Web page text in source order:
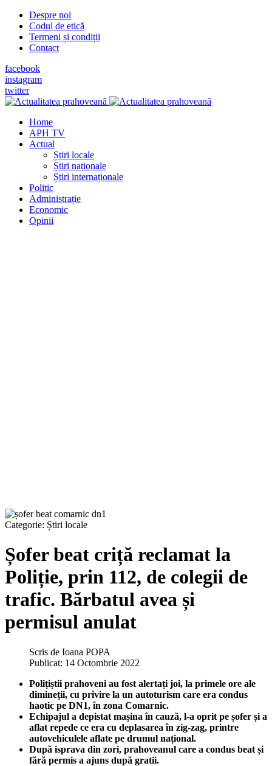
Despre noi
Codul de etică
Termeni și condiții
Contact
facebook
instagram
twitter
Home
APH TV
Actual
Știri locale
Știri naționale
Știri internaționale
Politic
Administrație
Economic
Opinii
Categorie: Știri locale
Șofer beat criță reclamat la
Poliție, prin 112, de colegii de
trafic. Bărbatul avea și
permisul anulat
Scris de Ioana POPA
Publicat: 14 Octombrie 2022
Polițiștii prahoveni au fost alertați joi, la primele ore ale
dimineții, cu privire la un autoturism care era condus
haotic pe DN1, în zona Comarnic.
Echipajul a depistat mașina în cauză, l-a oprit pe șofer și a
aflat repede ce era cu deplasarea în zig-zag, printre
autovehiculele aflate pe drumul național.
După isprava din zori, prahoveanul care a condus beat și
fără permis a ajuns după gratii.